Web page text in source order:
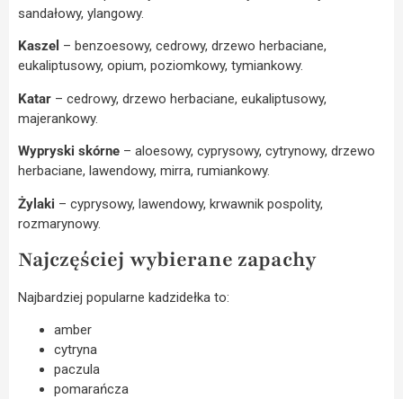
sandałowy, ylangowy.
Kaszel – benzoesowy, cedrowy, drzewo herbaciane,
eukaliptusowy, opium, poziomkowy, tymiankowy.
Katar – cedrowy, drzewo herbaciane, eukaliptusowy,
majerankowy.
Wypryski skórne – aloesowy, cyprysowy, cytrynowy, drzewo
herbaciane, lawendowy, mirra, rumiankowy.
Żylaki – cyprysowy, lawendowy, krwawnik pospolity,
rozmarynowy.
Najczęściej wybierane zapachy
Najbardziej popularne kadzidełka to:
amber
cytryna
paczula
pomarańcza